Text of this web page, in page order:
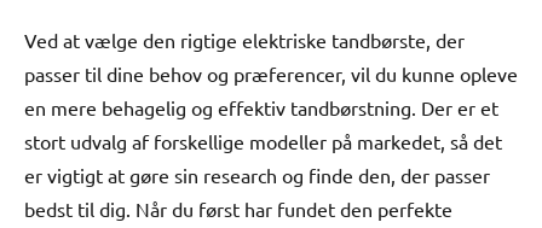
Ved at vælge den rigtige elektriske tandbørste, der
passer til dine behov og præferencer, vil du kunne opleve
en mere behagelig og effektiv tandbørstning. Der er et
stort udvalg af forskellige modeller på markedet, så det
er vigtigt at gøre sin research og finde den, der passer
bedst til dig. Når du først har fundet den perfekte